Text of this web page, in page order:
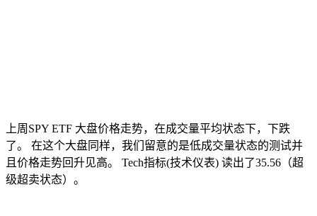
上周SPY ETF 大盘价格走势，在成交量平均状态下，下跌
了。 在这个大盘同样，我们留意的是低成交量状态的测试并
且价格走势回升见高。 Tech指标(技术仪表) 读出了35.56（超
级超卖状态）。